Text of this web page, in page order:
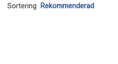
Sortering